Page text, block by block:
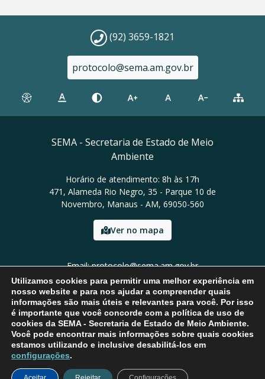
(92) 3659-1821
protocolo@sema.am.gov.br
SEMA - Secretaria de Estado de Meio
Ambiente
Horário de atendimento: 8h às 17h
471, Alameda Rio Negro, 35 - Parque 10 de
Novembro, Manaus - AM, 69050-560
Ver no mapa
Email: protocolo@sema.am.gov.br
Tel: (92) 3659-1821
Utilizamos cookies para permitir uma melhor experiência em
nosso website e para nos ajudar a compreender quais
informações são mais úteis e relevantes para você. Por isso
é importante que você concorde com a política de uso de
cookies da SEMA - Secretaria de Estado de Meio Ambiente.
Você pode encontrar mais informações sobre quais cookies
estamos utilizando e inclusive desabilitá-los em
configurações.